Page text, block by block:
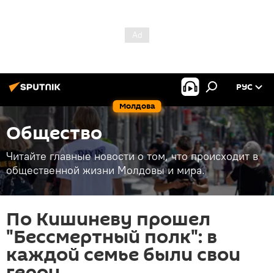
Молдова
РУС
Общество
Читайте главные новости о том, что происходит в
общественной жизни Молдовы и мира.
По Кишиневу прошел
"Бессмертный полк": в
каждой семье были свои